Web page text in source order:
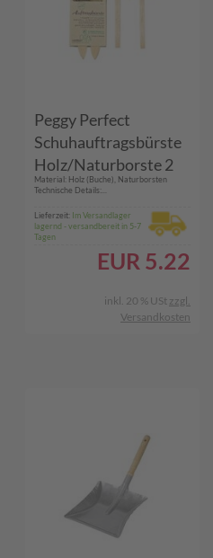
Peggy Perfect
Schuhauftragsbürste
Holz/Naturborste 2
Stück
Material: Holz (Buche), Naturborsten
Technische Details:...
Lieferzeit: Im Versandlager
lagernd - versandbereit in 5-7
Tagen
EUR 5.22
inkl. 20 % USt zzgl.
Versandkosten